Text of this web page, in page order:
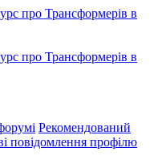
Рекомендований
повідомлення профілю